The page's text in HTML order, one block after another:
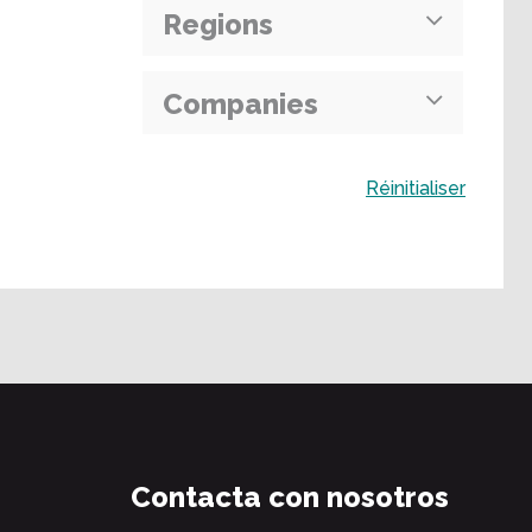
Regions
Companies
Réinitialiser
Contacta con nosotros